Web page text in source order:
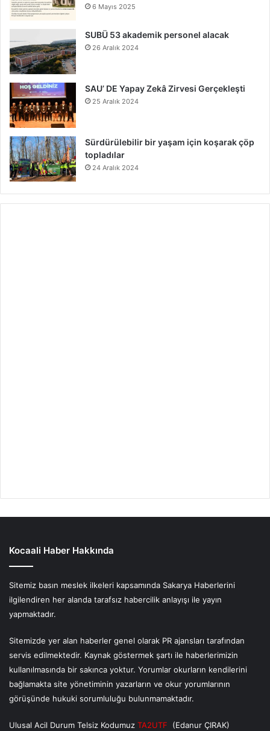
6 Mayıs 2025
SUBÜ 53 akademik personel alacak
26 Aralık 2024
SAU’ DE Yapay Zekâ Zirvesi Gerçekleşti
25 Aralık 2024
Sürdürülebilir bir yaşam için koşarak çöp
topladılar
24 Aralık 2024
Kocaali Haber Hakkında
Sitemiz basın meslek ilkeleri kapsamında Sakarya Haberlerini
ilgilendiren her alanda tarafsız habercilik anlayışı ile yayın
yapmaktadır.
Sitemizde yer alan haberler genel olarak PR ajansları tarafından
servis edilmektedir. Kaynak göstermek şartı ile haberlerimizin
kullanılmasında bir sakınca yoktur. Yorumlar okurların kendilerini
bağlamakta site yönetiminin yazarların ve okur yorumlarının
görüşünde hukuki sorumluluğu bulunmamaktadır.
Ulusal Acil Durum Telsiz Kodumuz TA2UTF (Edanur ÇIRAK)